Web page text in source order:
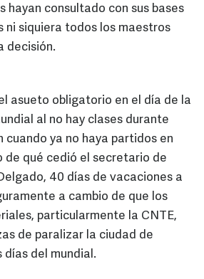
hayan consultado con sus bases
ni siquiera todos los maestros
decisión.
asueto obligatorio en el día de la
al no hay clases durante
cuando ya no haya partidos en
de qué cedió el secretario de
40 días de vacaciones a
a cambio de que los
particularmente la CNTE,
de paralizar la ciudad de
días del mundial.